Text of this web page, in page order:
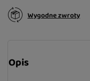
Wygodne zwroty
Opis